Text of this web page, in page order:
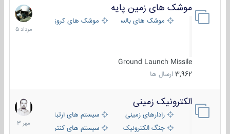
موشک های زمین پایه
موشک های بالستیک موشک های کروز
Ground Launch Missile
3,962 ارسال ها
2
مرداد
1405
الکترونیک زمینی
رادارهای زمینی
سیستم های ارتباطی و جمع آوری
جنگ الکترونیک
سیستم های کنترل آتش و تجهیزات
1
مهر
1403